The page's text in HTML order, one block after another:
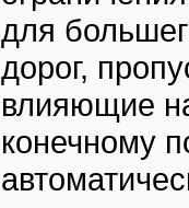
для
дорог,
влияющие
конечному